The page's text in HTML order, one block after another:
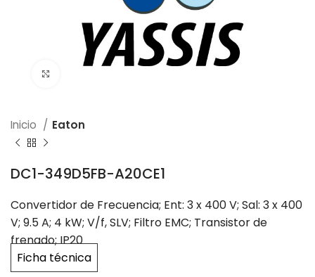
Inicio Eaton
DC1-349D5FB-A20CE1
Convertidor de Frecuencia; Ent: 3 x 400 V; Sal: 3 x 400
V; 9.5 A; 4 kW; V/f, SLV; Filtro EMC; Transistor de
frenado; IP20
Ficha técnica